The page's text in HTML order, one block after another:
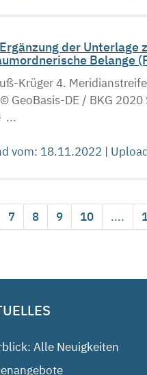
der Unterlage
Belange
Krüger 4.
GeoBasis-DE / BKG
...
vom: 18.11.2022 |
7 8 9 10 ....
Alle Neuigkeiten